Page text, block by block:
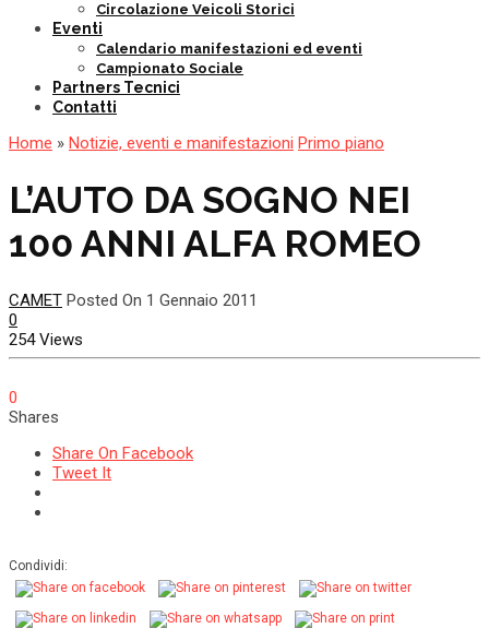
Circolazione Veicoli Storici
Eventi
Calendario manifestazioni ed eventi
Campionato Sociale
Partners Tecnici
Contatti
Home » Notizie, eventi e manifestazioni Primo piano
L’AUTO DA SOGNO NEI
100 ANNI ALFA ROMEO
CAMET Posted On 1 Gennaio 2011
0
254 Views
0
Shares
Share On Facebook
Tweet It
Condividi: